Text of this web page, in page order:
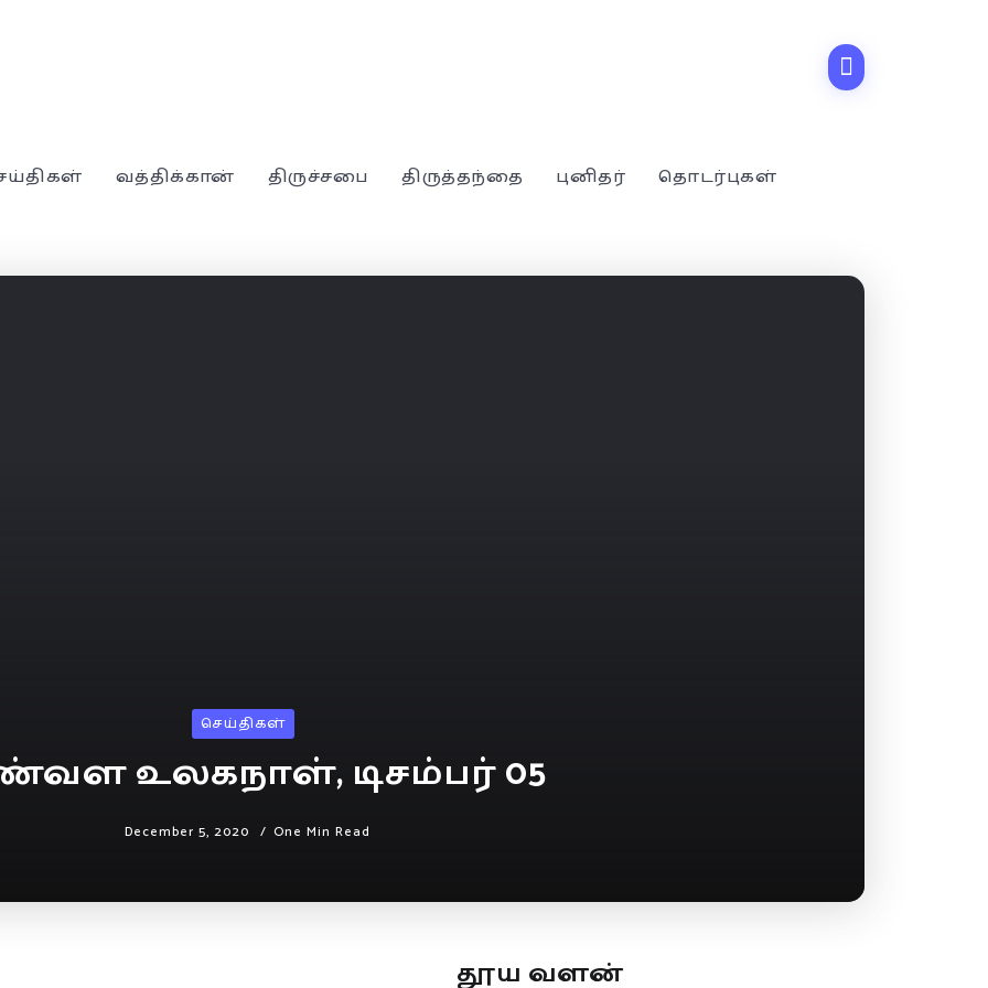
வத்திக்கான் திருச்சபை திருத்தந்தை புனிதர் தொடர்புகள்
செய்திகள்
உலகநாள், டிசம்பர் 05
December 5, 2020 One Min Read
தூய வளன்